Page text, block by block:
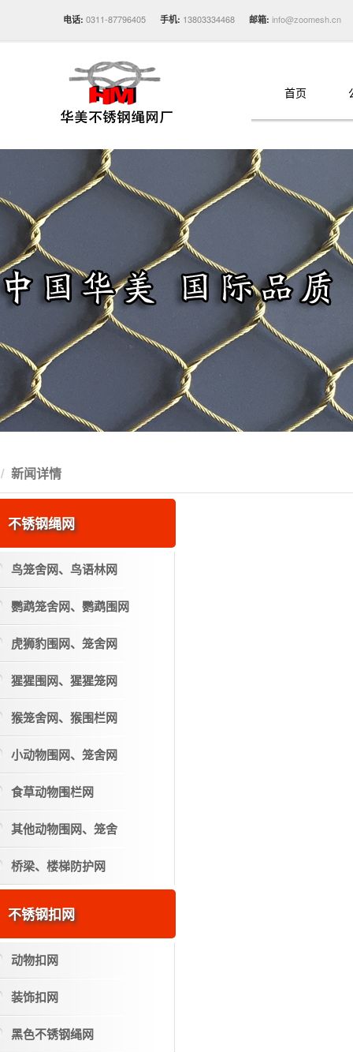
电话: 0311-87796405 手机: 13803334468 邮箱: info@zoomesh.cn
首页
新闻详情
不锈钢绳网
鸟笼舍网、鸟语林网
鹦鹉笼舍网、鹦鹉围网
虎狮豹围网、笼舍网
猩猩围网、猩猩笼网
猴笼舍网、猴围栏网
小动物围网、笼舍网
食草动物围栏网
其他动物围网、笼舍
桥梁、楼梯防护网
不锈钢扣网
动物扣网
装饰扣网
黑色不锈钢绳网